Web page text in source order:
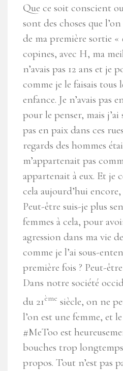
Que ce soit conscient
sont des choses que
de ma première sortie
copines, avec H, ma
n’avais pas 12 ans et je
comme je le faisais tous
enfance. Je n’avais pas
pour le penser, mais j’ai
pas en paix dans ces
regards des hommes
m’appartenait pas
appartenait à eux. Et je
cela aujourd’hui
Peut-être suis-je plus
femmes à cela, pour
agression dans ma vie
comme je l’ai sous-
première fois ? Peut-être
Dans notre société
du 21ème siècle, on ne
l’on est une femme, et
#MeToo est
bouches trop longtemps
propos. Tout n’est pas